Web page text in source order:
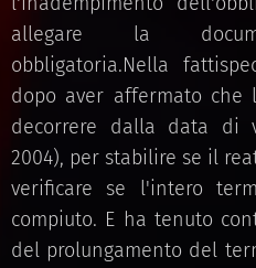
allegare la
obbligatoria.Nella
dopo aver affermato che
decorrere dalla data di
2004), per stabilire se il
verificare se l'intero
compiuto. E ha tenuto
del prolungamento del